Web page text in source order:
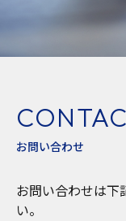
お問い合わせ
お問い合わせは下
い。